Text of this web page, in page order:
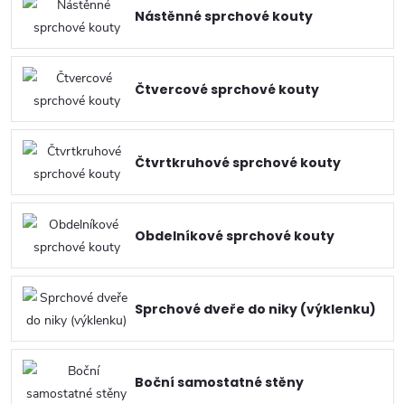
Nástěnné sprchové kouty
Čtvercové sprchové kouty
Čtvrtkruhové sprchové kouty
Obdelníkové sprchové kouty
Sprchové dveře do niky (výklenku)
Boční samostatné stěny